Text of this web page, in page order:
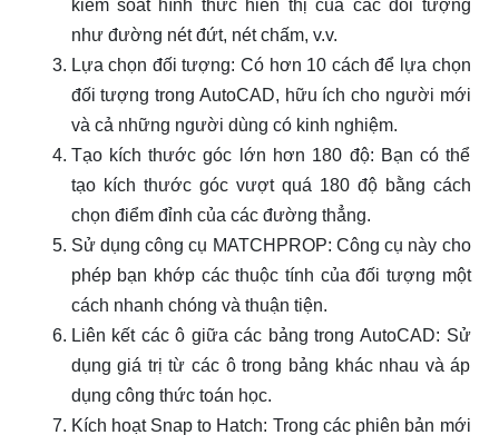
kiểm soát hình thức hiển thị của các đối tượng
như đường nét đứt, nét chấm, v.v.
Lựa chọn đối tượng: Có hơn 10 cách để lựa chọn
đối tượng trong AutoCAD, hữu ích cho người mới
và cả những người dùng có kinh nghiệm.
Tạo kích thước góc lớn hơn 180 độ: Bạn có thể
tạo kích thước góc vượt quá 180 độ bằng cách
chọn điểm đỉnh của các đường thẳng.
Sử dụng công cụ MATCHPROP: Công cụ này cho
phép bạn khớp các thuộc tính của đối tượng một
cách nhanh chóng và thuận tiện.
Liên kết các ô giữa các bảng trong AutoCAD: Sử
dụng giá trị từ các ô trong bảng khác nhau và áp
dụng công thức toán học.
Kích hoạt Snap to Hatch: Trong các phiên bản mới